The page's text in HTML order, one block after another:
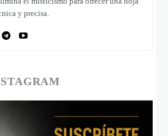
y precisa.